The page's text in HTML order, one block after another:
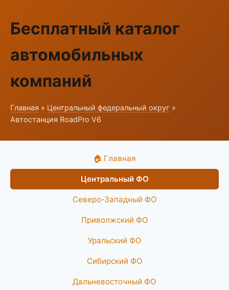
Бесплатный каталог
автомобильных
компаний
Главная » Центральный федеральный округ »
Автостанция RoadPro V6
🏠 Главная
Центральный ФО
Северо-Западный ФО
Приволжский ФО
Уральский ФО
Сибирский ФО
Дальневосточный ФО